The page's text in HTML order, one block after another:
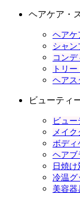
ヘアケア・
ヘアケ
シャン
コンデ
トリ
ヘアス
ビューティ
ビュ
メイ
ボディ
ヘアブ
日焼
冷温グ
美容器